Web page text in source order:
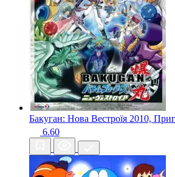
Бакуган: Нова Вестроїя 2010,
6.60